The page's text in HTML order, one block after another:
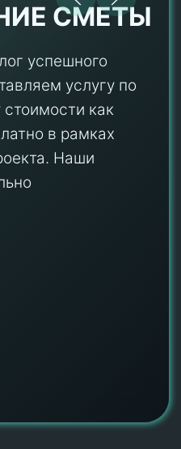
СМЕТЫ
успешного
услугу по
как
в рамках
Наши